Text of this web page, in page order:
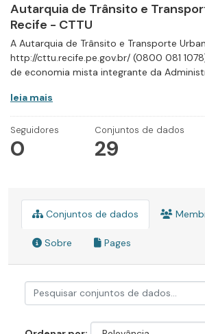
Autarquia de Trânsito e
Recife - CTTU
A Autarquia de Trânsito e Transporte
http://cttu.recife.pe.gov.br/ (0800 081
de economia mista integrante da
leia mais
Seguidores
0
Conjuntos de dados
29
Conjuntos de dados
Sobre Pages